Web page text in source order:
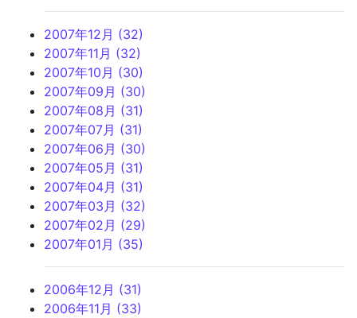
2007年12月 (32)
2007年11月 (32)
2007年10月 (30)
2007年09月 (30)
2007年08月 (31)
2007年07月 (31)
2007年06月 (30)
2007年05月 (31)
2007年04月 (31)
2007年03月 (32)
2007年02月 (29)
2007年01月 (35)
2006年12月 (31)
2006年11月 (33)